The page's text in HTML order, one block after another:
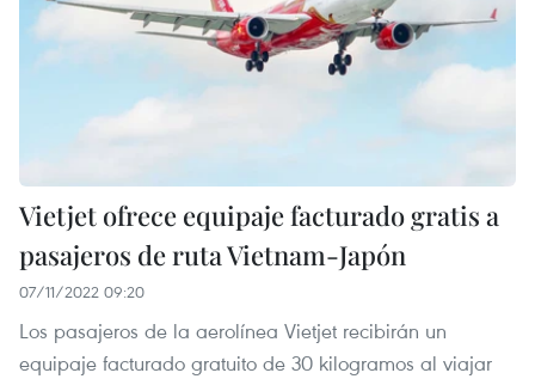
Vietjet ofrece equipaje facturado gratis a
pasajeros de ruta Vietnam-Japón
07/11/2022 09:20
Los pasajeros de la aerolínea Vietjet recibirán un
equipaje facturado gratuito de 30 kilogramos al viajar